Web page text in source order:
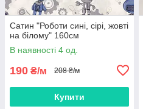
Сатин "Роботи сині, сірі, жовті
на білому" 160см
В наявності 4 од.
190 ₴/м 208 ₴/м
Купити